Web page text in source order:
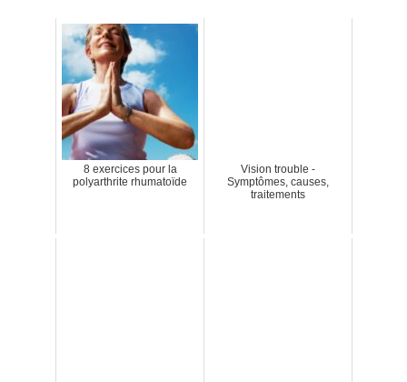
8 exercices pour la
polyarthrite rhumatoïde
Vision trouble -
Symptômes, causes,
traitements